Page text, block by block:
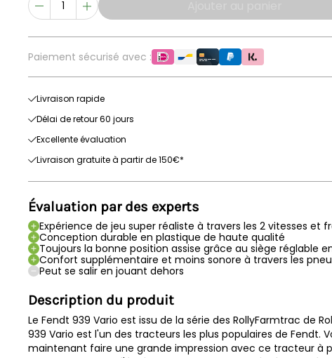
Paiement sécurisé avec :
Livraison rapide
Délai de retour 60 jours
Excellente évaluation
Livraison gratuite à partir de 150€*
Évaluation par des experts
Expérience de jeu super réaliste à travers les 2 vitesses et
Conception durable en plastique de haute qualité
Toujours la bonne position assise grâce au siège réglable
Confort supplémentaire et moins sonore à travers les
Peut se salir en jouant dehors
Description du produit
Le Fendt 939 Vario est issu de la série des RollyFarmtrac de
939 Vario est l'un des tracteurs les plus populaires de Fendt.
maintenant faire une grande impression avec ce tracteur à